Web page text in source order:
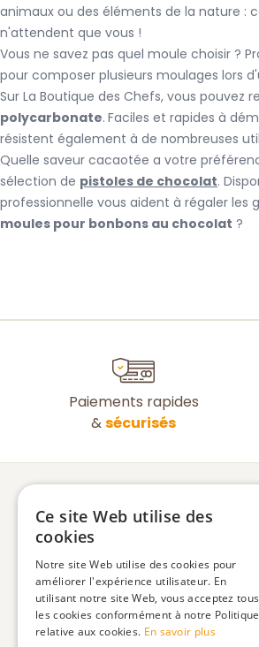
animaux ou des éléments de la nature :
n'attendent que vous !
Vous ne savez pas quel moule choisir ?
pour composer plusieurs moulages lors
Sur La Boutique des Chefs, vous pouvez
polycarbonate. Faciles et rapides à
résistent également à de nombreuses
Quelle saveur cacaotée a votre
sélection de pistoles de chocolat.
professionnelle vous aident à régaler
moules pour bonbons au chocolat ?
Paiements rapides
&sécurisés
Ce site Web utilise des
cookies
Notre site Web utilise des cookies pour
améliorer l'expérience utilisateur. En
utilisant notre site Web, vous acceptez tous
les cookies conformément à notre Politique
relative aux cookies. En savoir plus